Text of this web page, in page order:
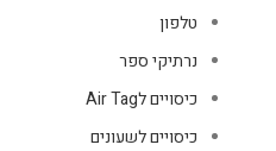
טלפון
נרתיקי ספר
כיסויים לAir Tag
כיסויים לשעונים